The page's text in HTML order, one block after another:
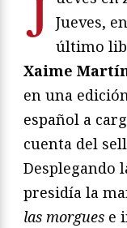
Jueves,
último
Xaime
en una
español a
cuenta del
Desplegando
presidía la
las morgues e